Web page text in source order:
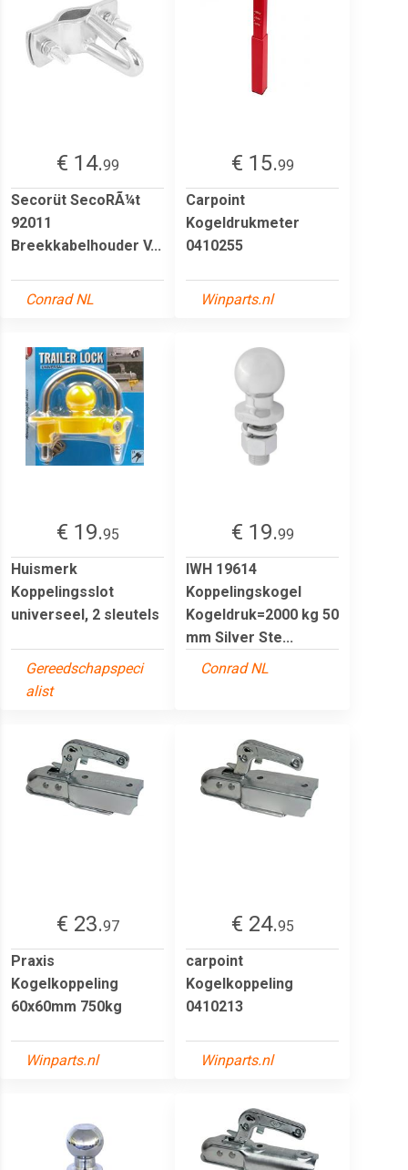
€ 14.99
Secorüt SecoRÃ¼t
92011
Breekkabelhouder V...
Conrad NL
€ 15.99
Carpoint
Kogeldrukmeter
0410255
Winparts.nl
€ 19.95
Huismerk
Koppelingsslot
universeel, 2 sleutels
Gereedschapspeci
alist
€ 19.99
IWH 19614
Koppelingskogel
Kogeldruk=2000 kg 50
mm Silver Ste...
Conrad NL
€ 23.97
Praxis
Kogelkoppeling
60x60mm 750kg
Winparts.nl
€ 24.95
carpoint
Kogelkoppeling
0410213
Winparts.nl